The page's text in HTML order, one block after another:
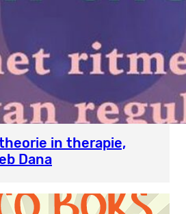
in therapie,
Dana